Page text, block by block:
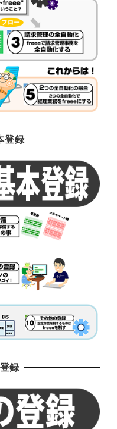
登録
録